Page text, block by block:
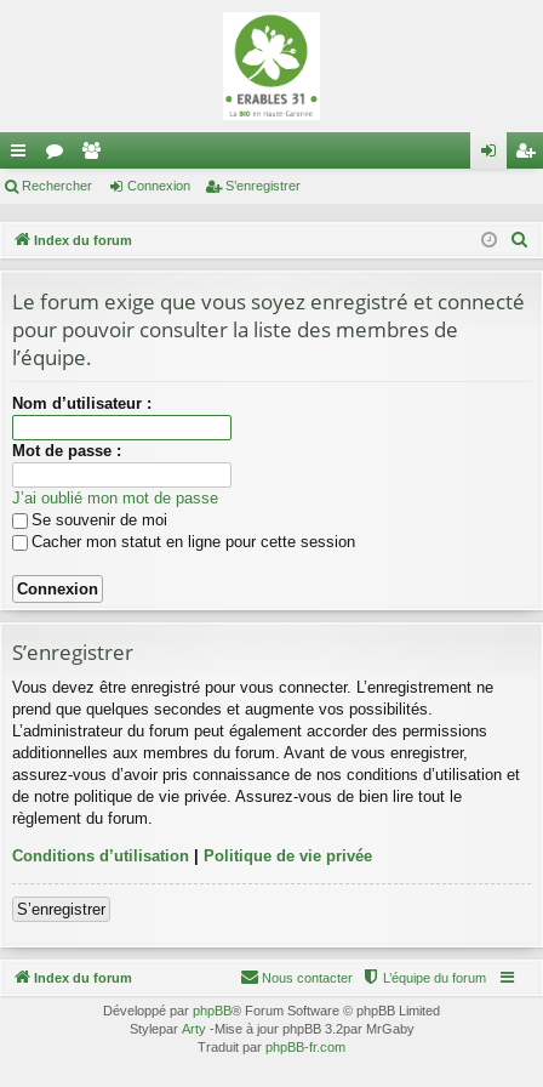
cc
ra
pi
de
or
m
s
e
br
es
xi
on
eg
ist
Rechercher Connexion S’enregistrer
Index du forum
Le forum exige que vous soyez enregistré et connecté
pour pouvoir consulter la liste des membres de
l’équipe.
Nom d’utilisateur :
Mot de passe :
J’ai oublié mon mot de passe
Se souvenir de moi
Cacher mon statut en ligne pour cette session
S’enregistrer
Vous devez être enregistré pour vous connecter. L’enregistrement ne
prend que quelques secondes et augmente vos possibilités.
L’administrateur du forum peut également accorder des permissions
additionnelles aux membres du forum. Avant de vous enregistrer,
assurez-vous d’avoir pris connaissance de nos conditions d’utilisation et
de notre politique de vie privée. Assurez-vous de bien lire tout le
règlement du forum.
Conditions d’utilisation | Politique de vie privée
S’enregistrer
Index du forum L’équipe du forum
Nous contacter
Développé par phpBB® Forum Software © phpBB Limited
Stylepar Arty-Mise à jour phpBB 3.2par MrGaby
Traduit par phpBB-fr.com